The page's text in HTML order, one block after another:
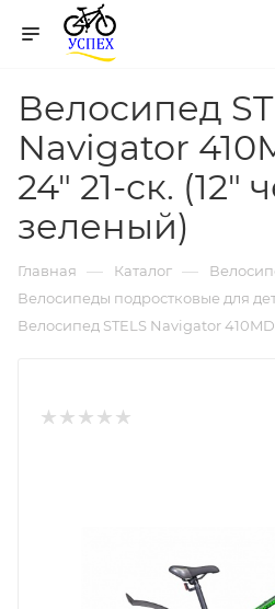
Велосипед
Navigator
24" 21-ск. (12"
зеленый)
Главная — Каталог —
Велосипеды подростковые для
Велосипед STELS Navigator 410MD